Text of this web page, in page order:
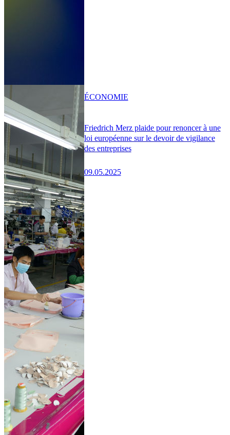
Friedrich Merz plaide pour renoncer à une
loi européenne sur le devoir de vigilance
des entreprises
09.05.2025
ÉCONOMIE